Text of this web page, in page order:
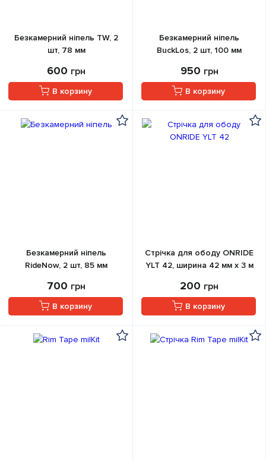
Безкамерний ніпель TW, 2
шт, 78 мм
600 грн
В корзину
Безкамерний ніпель
BuckLos, 2 шт, 100 мм
950 грн
В корзину
Безкамерний ніпель
RideNow, 2 шт, 85 мм
700 грн
В корзину
Стрічка для ободу ONRIDE
YLT 42, ширина 42 мм x 3 м
200 грн
В корзину